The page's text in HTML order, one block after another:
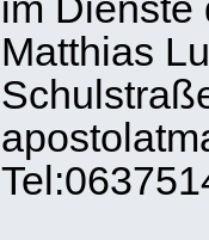
im Dienste
Matthias